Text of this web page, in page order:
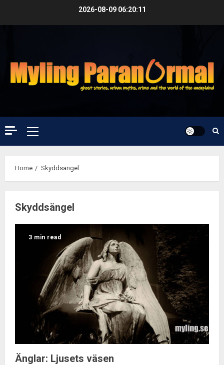
2026-08-09 06:20:12
Primary
Menu
Home Skyddsängel
Skyddsängel
3 min read
Änglar: Ljusets väsen